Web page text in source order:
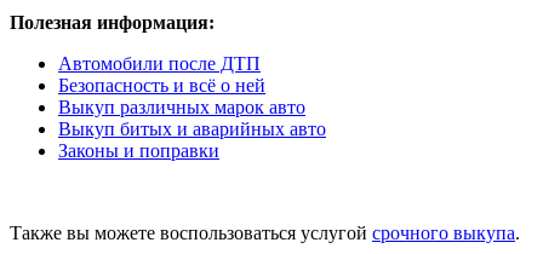
Полезная информация:
Автомобили после ДТП
Безопасность и всё о ней
Выкуп различных марок авто
Выкуп битых и аварийных авто
Законы и поправки
Также вы можете воспользоваться услугой срочного выкупа.